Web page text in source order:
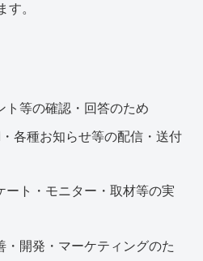
す。
ト等の確認・回答のため
各種お知らせ等の配信・送付
ート・モニター・取材等の実
・開発・マーケティングのた